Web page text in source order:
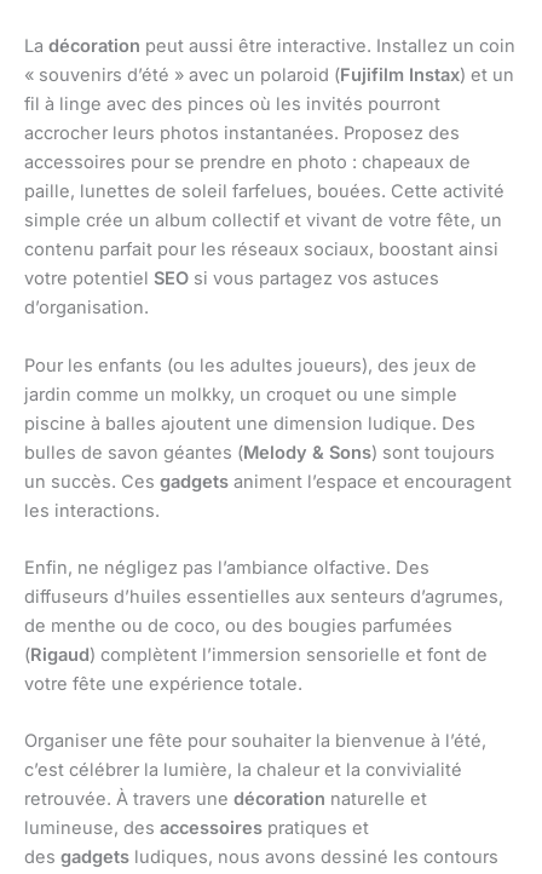
La décoration peut aussi être interactive. Installez un coin
« souvenirs d’été » avec un polaroid (Fujifilm Instax) et un
fil à linge avec des pinces où les invités pourront
accrocher leurs photos instantanées. Proposez des
accessoires pour se prendre en photo : chapeaux de
paille, lunettes de soleil farfelues, bouées. Cette activité
simple crée un album collectif et vivant de votre fête, un
contenu parfait pour les réseaux sociaux, boostant ainsi
votre potentiel SEO si vous partagez vos astuces
d’organisation.
Pour les enfants (ou les adultes joueurs), des jeux de
jardin comme un molkky, un croquet ou une simple
piscine à balles ajoutent une dimension ludique. Des
bulles de savon géantes (Melody & Sons) sont toujours
un succès. Ces gadgets animent l’espace et encouragent
les interactions.
Enfin, ne négligez pas l’ambiance olfactive. Des
diffuseurs d’huiles essentielles aux senteurs d’agrumes,
de menthe ou de coco, ou des bougies parfumées
(Rigaud) complètent l’immersion sensorielle et font de
votre fête une expérience totale.
Organiser une fête pour souhaiter la bienvenue à l’été,
c’est célébrer la lumière, la chaleur et la convivialité
retrouvée. À travers une décoration naturelle et
lumineuse, des accessoires pratiques et
des gadgets ludiques, nous avons dessiné les contours